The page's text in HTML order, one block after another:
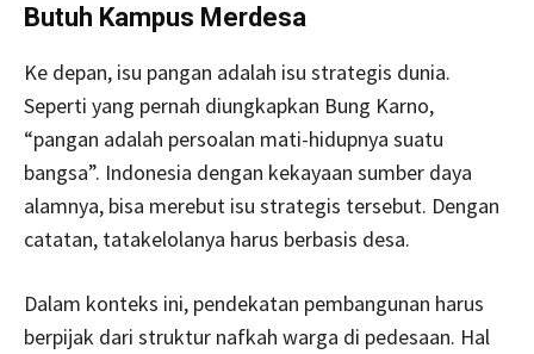
Butuh Kampus Merdesa
Ke depan, isu pangan adalah isu strategis dunia.
Seperti yang pernah diungkapkan Bung Karno,
“pangan adalah persoalan mati-hidupnya suatu
bangsa”. Indonesia dengan kekayaan sumber daya
alamnya, bisa merebut isu strategis tersebut. Dengan
catatan, tatakelolanya harus berbasis desa.
Dalam konteks ini, pendekatan pembangunan harus
berpijak dari struktur nafkah warga di pedesaan. Hal